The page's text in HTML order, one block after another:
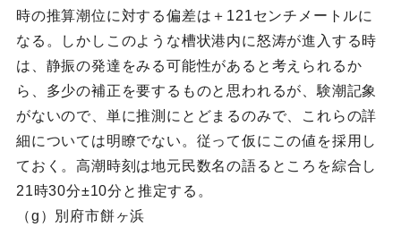
時の推算潮位に対する偏差は＋121センチメートルに
なる。しかしこのような槽状港内に怒涛が進入する時
は、静振の発達をみる可能性があると考えられるか
ら、多少の補正を要するものと思われるが、験潮記象
がないので、単に推測にとどまるのみで、これらの詳
細については明瞭でない。従って仮にこの値を採用し
ておく。高潮時刻は地元民数名の語るところを綜合し
21時30分±10分と推定する。
（g）別府市餅ヶ浜